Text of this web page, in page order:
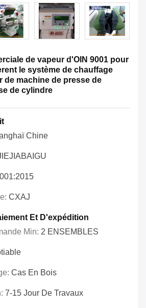
de vapeur d'OIN 9001 pour
le système de chauffage
de machine de presse de
de cylindre
Chine
CXAJ
Et D'expédition
Min: 2 ENSEMBLES
Cas En Bois
7-15 Jour De Travaux